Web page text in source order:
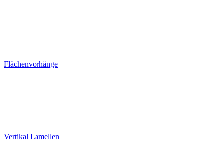
Flächenvorhänge
Vertikal Lamellen